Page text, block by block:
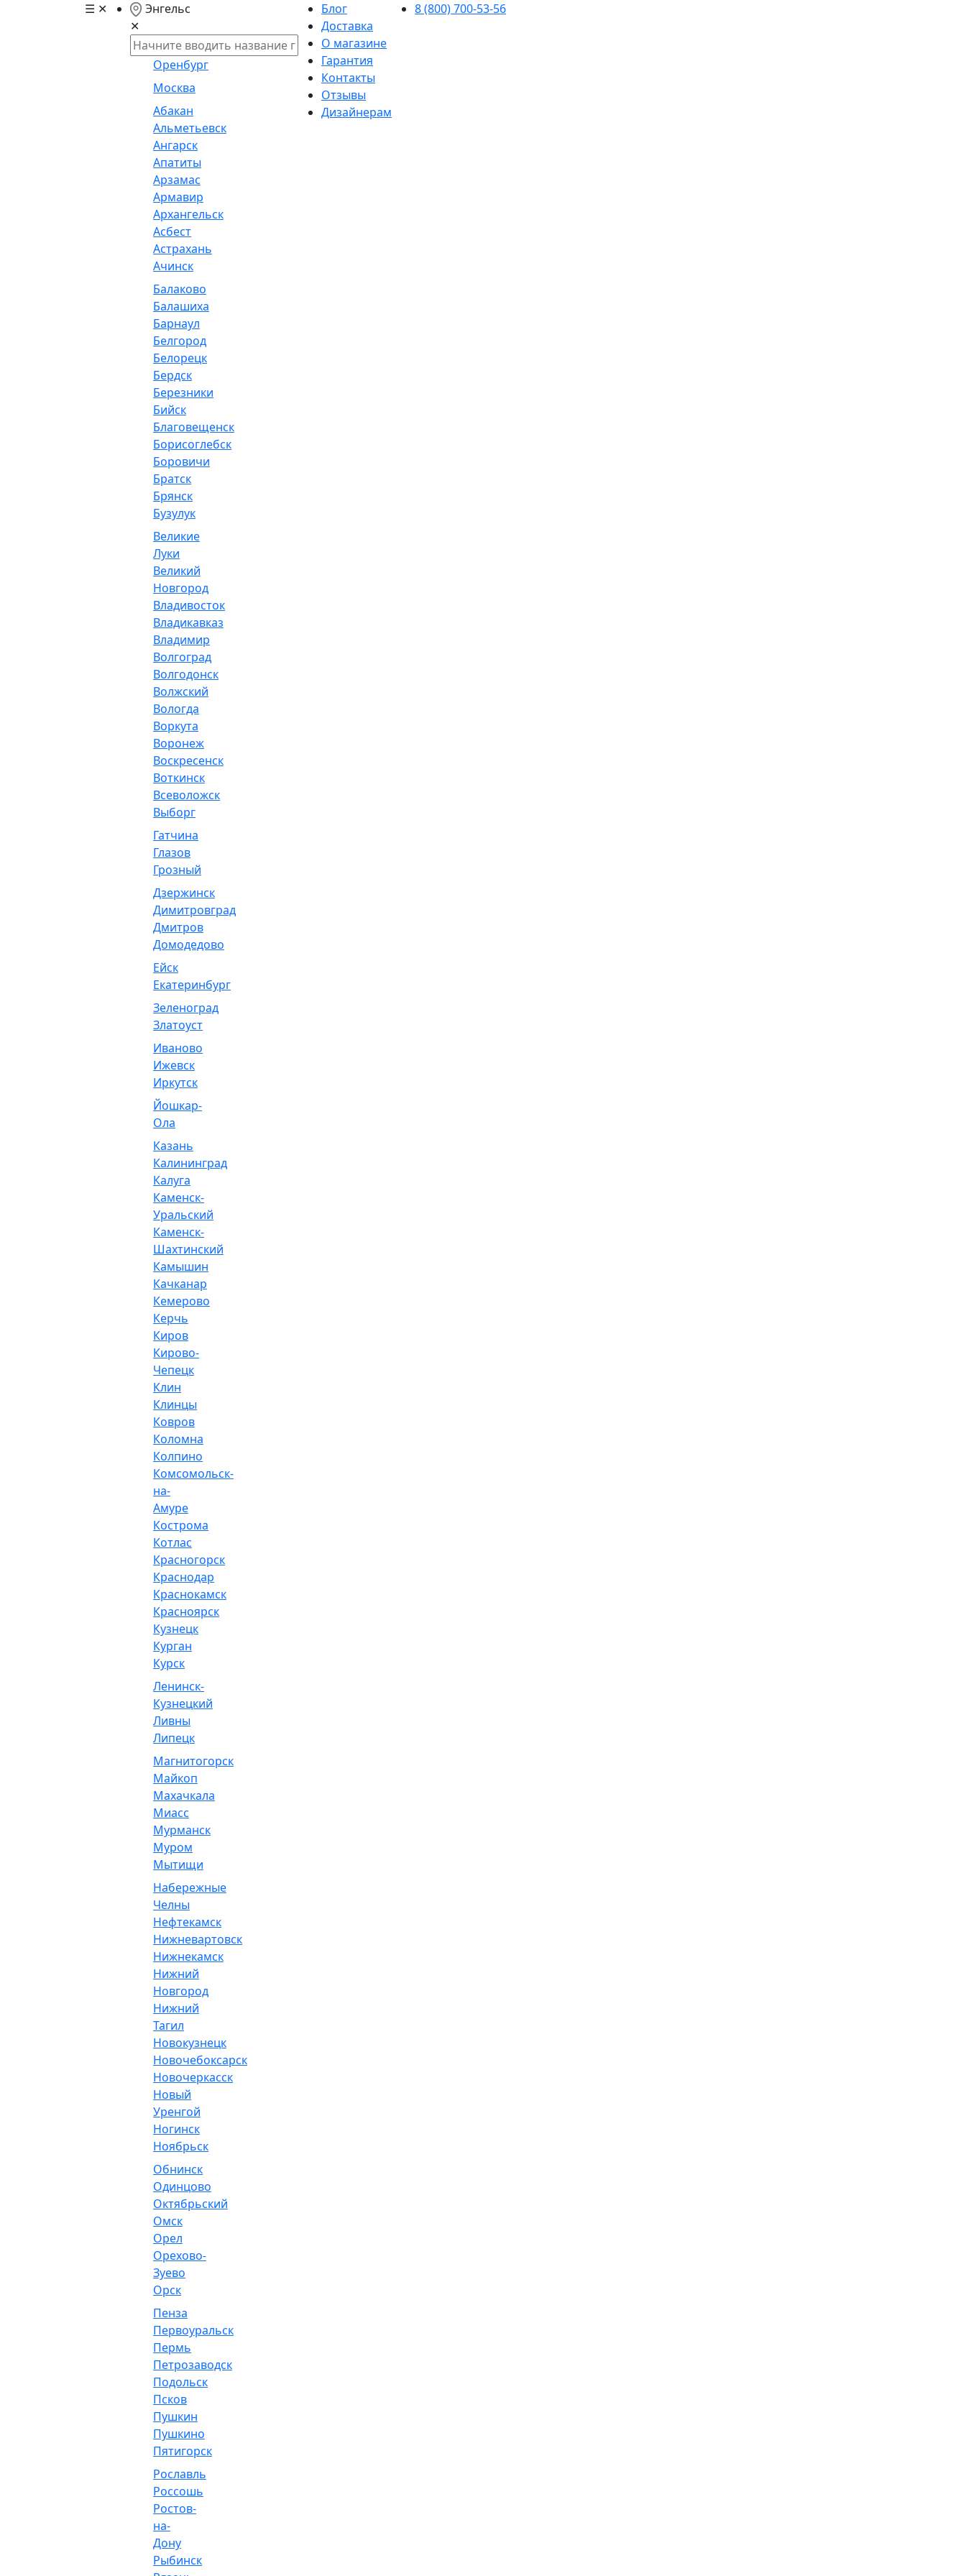
☰ ✕
Энгельс
✕
Оренбург
Москва
Абакан
Альметьевск
Ангарск
Апатиты
Арзамас
Армавир
Архангельск
Асбест
Астрахань
Ачинск
Балаково
Балашиха
Барнаул
Белгород
Белорецк
Бердск
Березники
Бийск
Благовещенск
Борисоглебск
Боровичи
Братск
Брянск
Бузулук
Великие
Луки
Великий
Новгород
Владивосток
Владикавказ
Владимир
Волгоград
Волгодонск
Волжский
Вологда
Воркута
Воронеж
Воскресенск
Воткинск
Всеволожск
Выборг
Гатчина
Глазов
Грозный
Дзержинск
Димитровград
Дмитров
Домодедово
Ейск
Екатеринбург
Зеленоград
Златоуст
Иваново
Ижевск
Иркутск
Йошкар-
Ола
Казань
Калининград
Калуга
Каменск-
Уральский
Каменск-
Шахтинский
Камышин
Качканар
Кемерово
Керчь
Киров
Кирово-
Чепецк
Клин
Клинцы
Ковров
Коломна
Колпино
Комсомольск-
на-
Амуре
Кострома
Котлас
Красногорск
Краснодар
Краснокамск
Красноярск
Кузнецк
Курган
Курск
Ленинск-
Кузнецкий
Ливны
Липецк
Магнитогорск
Майкоп
Махачкала
Миасс
Мурманск
Муром
Мытищи
Набережные
Челны
Нефтекамск
Нижневартовск
Нижнекамск
Нижний
Новгород
Нижний
Тагил
Новокузнецк
Новочебоксарск
Новочеркасск
Новый
Уренгой
Ногинск
Ноябрьск
Обнинск
Одинцово
Октябрьский
Омск
Орел
Орехово-
Зуево
Орск
Пенза
Первоуральск
Пермь
Петрозаводск
Подольск
Псков
Пушкин
Пушкино
Пятигорск
Рославль
Россошь
Ростов-
на-
Дону
Рыбинск
Блог
Доставка
О магазине
Гарантия
Контакты
Отзывы
Дизайнерам
8 (800) 700-53-56